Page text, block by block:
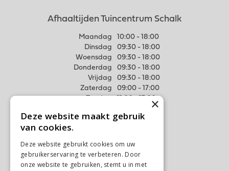
Afhaaltijden Tuincentrum Schalk
Maandag
10:00 - 18:00
Dinsdag
09:30 - 18:00
Woensdag
09:30 - 18:00
Donderdag
09:30 - 18:00
Vrijdag
09:30 - 18:00
Zaterdag
09:00 - 17:00
Meer weten
Algemene voorwaarden
Privacy Statement
Disclaimer
×
Deze website maakt gebruik
van cookies.
Deze website gebruikt cookies om uw
gebruikerservaring te verbeteren. Door
onze website te gebruiken, stemt u in met